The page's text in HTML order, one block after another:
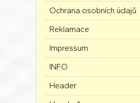
Ochrana osobních údajů
Reklamace
Impressum
INFO
Header